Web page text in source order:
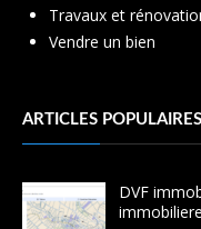
Travaux et
Vendre un bien
ARTICLES POPULAIRES
DVF